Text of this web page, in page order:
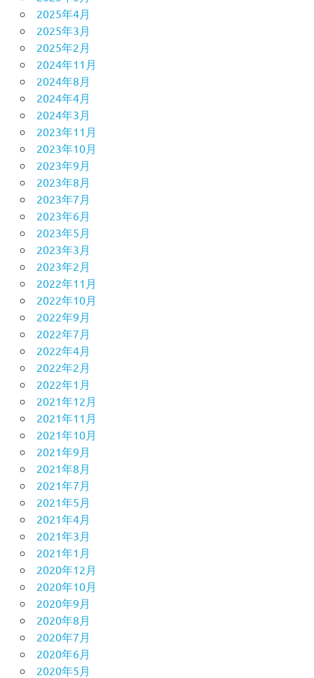
2025年4月
2025年3月
2025年2月
2024年11月
2024年8月
2024年4月
2024年3月
2023年11月
2023年10月
2023年9月
2023年8月
2023年7月
2023年6月
2023年5月
2023年3月
2023年2月
2022年11月
2022年10月
2022年9月
2022年7月
2022年4月
2022年2月
2022年1月
2021年12月
2021年11月
2021年10月
2021年9月
2021年8月
2021年7月
2021年5月
2021年4月
2021年3月
2021年1月
2020年12月
2020年10月
2020年9月
2020年8月
2020年7月
2020年6月
2020年5月